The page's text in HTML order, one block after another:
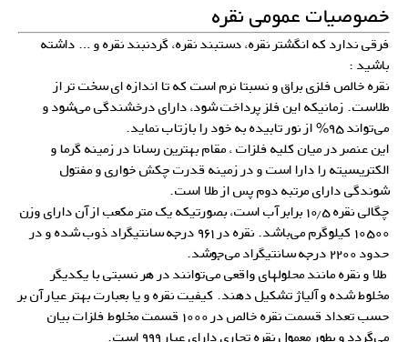
خصوصیات عمومی نقره
فرقی ندارد که انگشتر نقره، دستبند نقره، گردنبند نقره و … داشته
باشید :
نقره خالص فلزی براق و نسبتا نرم است که تا اندازه ای سخت تر از
طلاست. زمانیکه این فلز پرداخت شود، دارای درخشندگی می‌شود و
می‌تواند ۹۵% از نور تابیده به خود را بازتاب نماید.
این عنصر در میان کلیه فلزات ، مقام بهترین رسانا در زمینه گرما و
الکتریسیته را دارا است و در زمینه قدرت چکش خواری و مفتول
شوندگی دارای مرتبه دوم پس از طلا است.
چگالی نقره ۱۰٫۵ برابر آب است، بصورتیکه یک متر مکعب از آن دارای وزن
۱۰۵۰۰ کیلوگرم می‌باشد. نقره در ۹۶۱ درجه سانتیگراد ذوب شده و در
حدود ۲۲۰۰ درجه سانتیگراد می‌جوشد.
طلا و نقره مانند محلولهای واقعی می‌توانند در هر نسبتی با یکدیگر
مخلوط شده و آلیاژ تشکیل دهند. کیفیت نقره و یا بعبارت بهتر عیار آن بر
حسب تعداد قسمت نقره خالص در ۱۰۰۰ قسمت مخلوط فلزات بیان
می‌گردد و بطور معمول نقره تجاری دارای عیار ۹۹۹ است.